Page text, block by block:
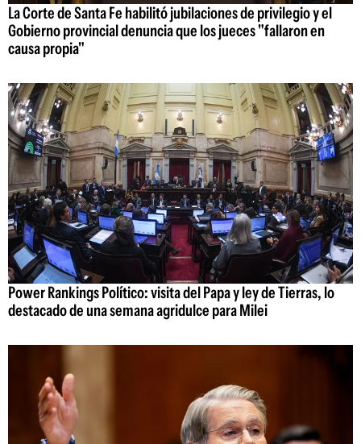
La Corte de Santa Fe habilitó jubilaciones de privilegio y el
Gobierno provincial denuncia que los jueces "fallaron en
causa propia"
Power Rankings Político: visita del Papa y ley de Tierras, lo
destacado de una semana agridulce para Milei